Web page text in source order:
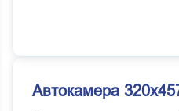
Автокамера